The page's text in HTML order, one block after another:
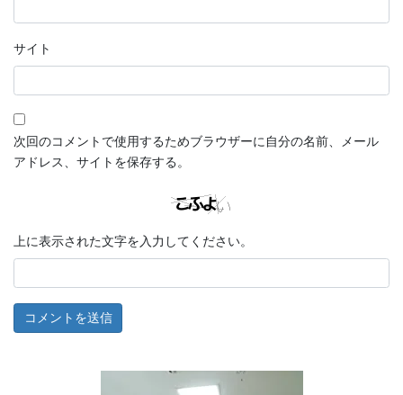
サイト
次回のコメントで使用するためブラウザーに自分の名前、メール
アドレス、サイトを保存する。
上に表示された文字を入力してください。